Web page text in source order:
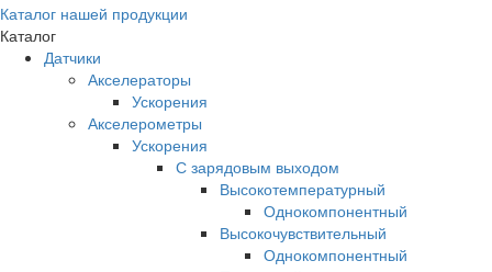
Каталог нашей продукции
Каталог
Датчики
Акселераторы
Ускорения
Акселерометры
Ускорения
С зарядовым выходом
Высокотемпературный
Однокомпонентный
Высокочувствительный
Однокомпонентный